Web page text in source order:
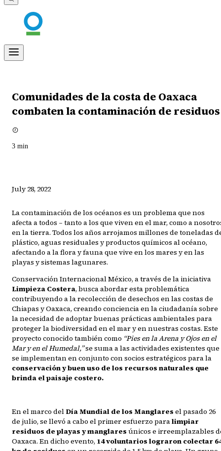
Comunidades de la costa de Oaxaca
combaten la contaminación de residuos
3 min
July 28, 2022
La contaminación de los océanos es un problema que nos
afecta a todos – tanto a los que viven en el mar, como a
en la tierra. Todos los años arrojamos millones de toneladas
plástico, aguas residuales y productos químicos al océano,
afectando a la flora y fauna que vive en los mares y en las
playas y sistemas lagunares.
Conservación Internacional México, a través de la iniciativa
Limpieza Costera, busca abordar esta problemática
contribuyendo a la recolección de desechos en las costas de
Chiapas y Oaxaca, creando conciencia en la ciudadanía sobre
la necesidad de adoptar buenas prácticas ambientales para
proteger la biodiversidad en el mar y en nuestras costas. Este
proyecto conocido también como “Pies en la Arena y Ojos en el
Mar y en el Humedal,”se suma a las actividades existentes que
se implementan en conjunto con socios estratégicos para la
conservación y buen uso de los recursos naturales que
brinda el paisaje costero.
En el marco del Día Mundial de los Manglares el pasado 26
de julio, se llevó a cabo el primer esfuerzo paralimpiar
residuos de playas y manglares únicos e irreemplazables
Oaxaca. En dicho evento, 14 voluntarios lograron colectar